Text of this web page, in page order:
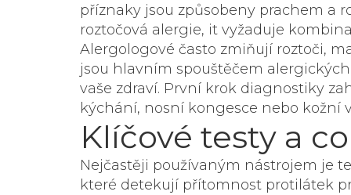
příznaky jsou způsobeny prachem a
roztočová alergie, it vyžaduje
Alergologové často zmiňují roztoči,
jsou hlavním spouštěčem
vaše zdraví. První krok diagnostiky
kýchání, nosní kongesce nebo kožní
Klíčové testy a
Nejčastěji používaným nástrojem je
které detekují přítomnost protilátek